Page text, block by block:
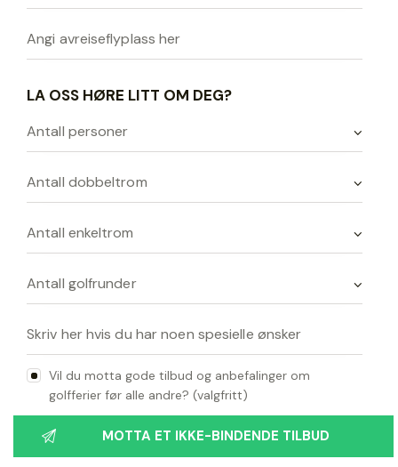
LA OSS HØRE LITT OM DEG?
Vil du motta gode tilbud og anbefalinger om
golfferier før alle andre? (valgfritt)